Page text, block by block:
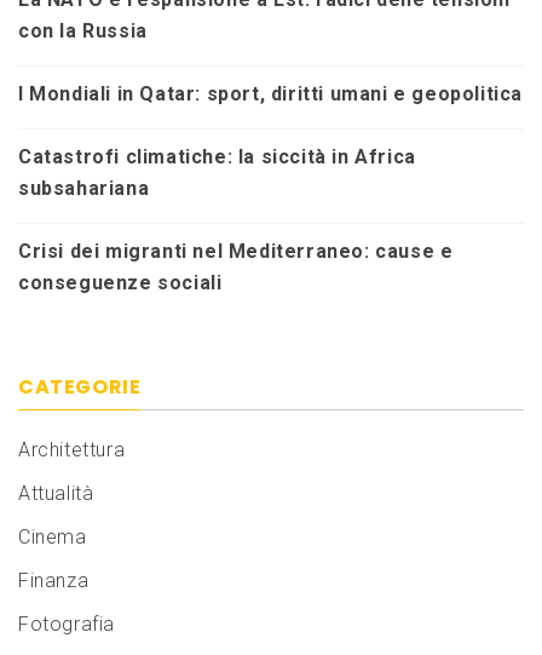
con la Russia
I Mondiali in Qatar: sport, diritti umani e geopolitica
Catastrofi climatiche: la siccità in Africa
subsahariana
Crisi dei migranti nel Mediterraneo: cause e
conseguenze sociali
CATEGORIE
Architettura
Attualità
Cinema
Finanza
Fotografia